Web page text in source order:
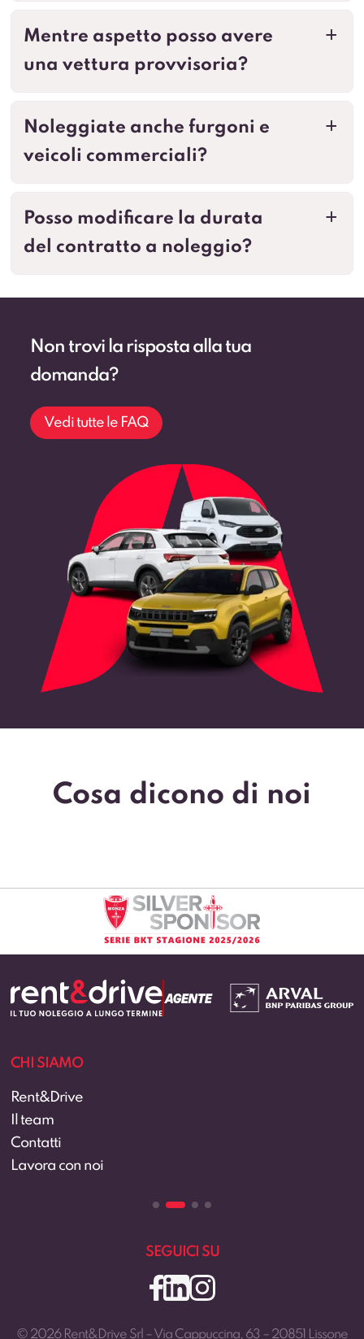
a
Mentre aspetto posso avere
una vettura provvisoria?
a
Noleggiate anche furgoni e
veicoli commerciali?
a
Posso modificare la durata
del contratto a noleggio?
Non trovi la risposta alla tua
domanda?
Vedi tutte le FAQ
Cosa dicono di noi
CHI SIAMO
Rent&Drive
Il team
Contatti
Lavora con noi
SEGUICI SU
© 2026 Rent&Drive Srl – Via Cappuccina, 63 – 20851 Lissone